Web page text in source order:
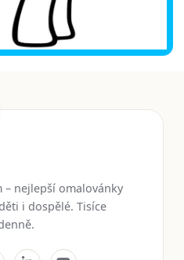
– nejlepší omalovánky
i dospělé. Tisíce